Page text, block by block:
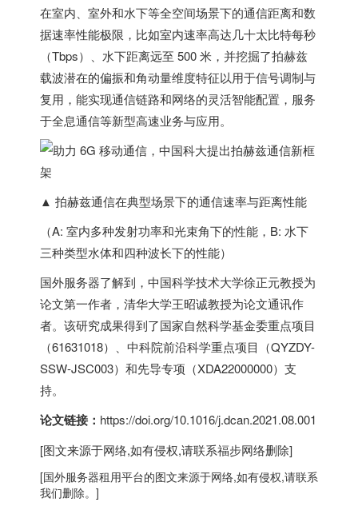
在室内、室外和水下等全空间场景下的通信距离和数
据速率性能极限，比如室内速率高达几十太比特每秒
（Tbps）、水下距离远至 500 米，并挖掘了拍赫兹
载波潜在的偏振和角动量维度特征以用于信号调制与
复用，能实现通信链路和网络的灵活智能配置，服务
于全息通信等新型高速业务与应用。
▲ 拍赫兹通信在典型场景下的通信速率与距离性能
（A: 室内多种发射功率和光束角下的性能，B: 水下
三种类型水体和四种波长下的性能）
国外服务器了解到，中国科学技术大学徐正元教授为
论文第一作者，清华大学王昭诚教授为论文通讯作
者。该研究成果得到了国家自然科学基金委重点项目
（61631018）、中科院前沿科学重点项目（QYZDY-
SSW-JSC003）和先导专项（XDA22000000）支
持。
论文链接： https://doi.org/10.1016/j.dcan.2021.08.001
[图文来源于网络,如有侵权,请联系福步网络删除]
[国外服务器租用平台的图文来源于网络,如有侵权,请联系
我们删除。]